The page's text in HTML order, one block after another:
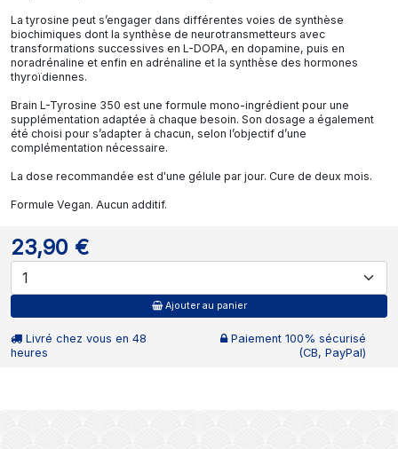
La tyrosine peut s’engager dans différentes voies de synthèse
biochimiques dont la synthèse de neurotransmetteurs avec
transformations successives en L-DOPA, en dopamine, puis en
noradrénaline et enfin en adrénaline et la synthèse des hormones
thyroïdiennes.
Brain L-Tyrosine 350 est une formule mono-ingrédient pour une
supplémentation adaptée à chaque besoin. Son dosage a également
été choisi pour s’adapter à chacun, selon l’objectif d’une
complémentation nécessaire.
La dose recommandée est d'une gélule par jour. Cure de deux mois.
Formule Vegan. Aucun additif.
23,90 €
Ajouter au panier
Livré chez vous en 48
heures
Paiement 100% sécurisé
(CB, PayPal)